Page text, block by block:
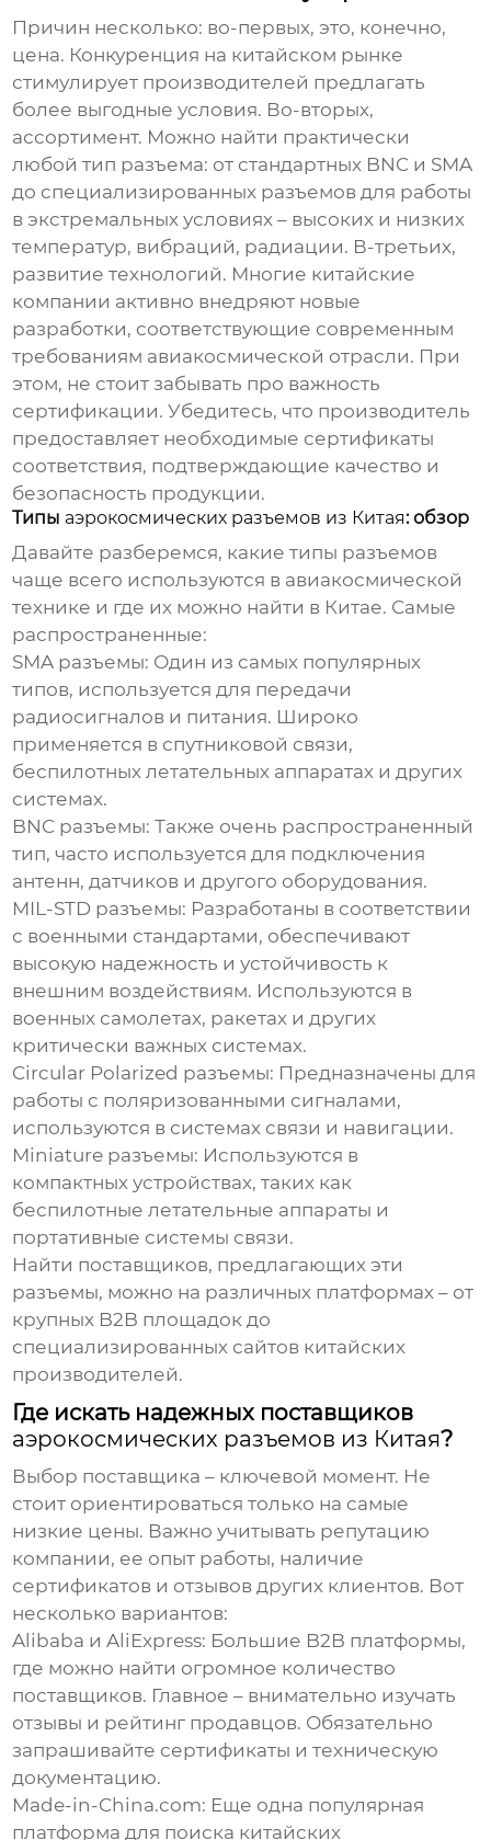
Причин несколько: во-первых, это, конечно,
цена. Конкуренция на китайском рынке
стимулирует производителей предлагать
более выгодные условия. Во-вторых,
ассортимент. Можно найти практически
любой тип разъема: от стандартных BNC и SMA
до специализированных разъемов для работы
в экстремальных условиях – высоких и низких
температур, вибраций, радиации. В-третьих,
развитие технологий. Многие китайские
компании активно внедряют новые
разработки, соответствующие современным
требованиям авиакосмической отрасли. При
этом, не стоит забывать про важность
сертификации. Убедитесь, что производитель
предоставляет необходимые сертификаты
соответствия, подтверждающие качество и
безопасность продукции.
Типы аэрокосмических разъемов из Китая: обзор
Давайте разберемся, какие типы разъемов
чаще всего используются в авиакосмической
технике и где их можно найти в Китае. Самые
распространенные:
SMA разъемы: Один из самых популярных
типов, используется для передачи
радиосигналов и питания. Широко
применяется в спутниковой связи,
беспилотных летательных аппаратах и других
системах.
BNC разъемы: Также очень распространенный
тип, часто используется для подключения
антенн, датчиков и другого оборудования.
MIL-STD разъемы: Разработаны в соответствии
с военными стандартами, обеспечивают
высокую надежность и устойчивость к
внешним воздействиям. Используются в
военных самолетах, ракетах и других
критически важных системах.
Circular Polarized разъемы: Предназначены для
работы с поляризованными сигналами,
используются в системах связи и навигации.
Miniature разъемы: Используются в
компактных устройствах, таких как
беспилотные летательные аппараты и
портативные системы связи.
Найти поставщиков, предлагающих эти
разъемы, можно на различных платформах – от
крупных B2B площадок до
специализированных сайтов китайских
производителей.
Где искать надежных поставщиков
аэрокосмических разъемов из Китая?
Выбор поставщика – ключевой момент. Не
стоит ориентироваться только на самые
низкие цены. Важно учитывать репутацию
компании, ее опыт работы, наличие
сертификатов и отзывов других клиентов. Вот
несколько вариантов:
Alibaba и AliExpress: Большие B2B платформы,
где можно найти огромное количество
поставщиков. Главное – внимательно изучать
отзывы и рейтинг продавцов. Обязательно
запрашивайте сертификаты и техническую
документацию.
Made-in-China.com: Еще одна популярная
платформа для поиска китайских